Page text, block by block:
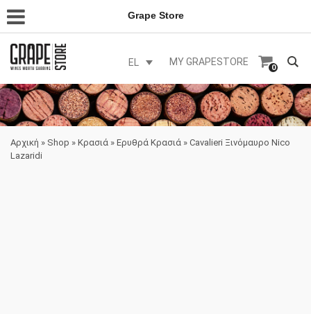
Grape Store
EL MY GRAPESTORE
0
Αρχική » Shop » Κρασιά » Ερυθρά Κρασιά » Cavalieri Ξινόμαυρο Nico
Lazaridi